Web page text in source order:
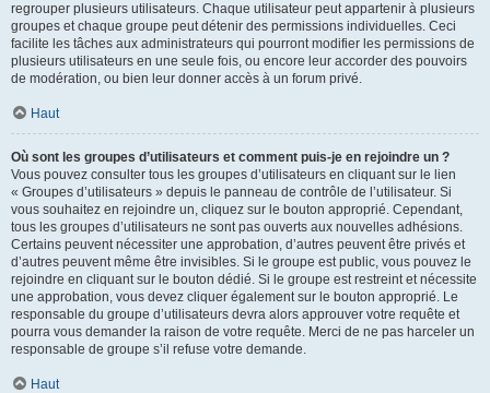
regrouper plusieurs utilisateurs. Chaque utilisateur peut appartenir à plusieurs
groupes et chaque groupe peut détenir des permissions individuelles. Ceci
facilite les tâches aux administrateurs qui pourront modifier les permissions de
plusieurs utilisateurs en une seule fois, ou encore leur accorder des pouvoirs
de modération, ou bien leur donner accès à un forum privé.
Haut
Où sont les groupes d’utilisateurs et comment puis-je en rejoindre un ?
Vous pouvez consulter tous les groupes d’utilisateurs en cliquant sur le lien
« Groupes d’utilisateurs » depuis le panneau de contrôle de l’utilisateur. Si
vous souhaitez en rejoindre un, cliquez sur le bouton approprié. Cependant,
tous les groupes d’utilisateurs ne sont pas ouverts aux nouvelles adhésions.
Certains peuvent nécessiter une approbation, d’autres peuvent être privés et
d’autres peuvent même être invisibles. Si le groupe est public, vous pouvez le
rejoindre en cliquant sur le bouton dédié. Si le groupe est restreint et nécessite
une approbation, vous devez cliquer également sur le bouton approprié. Le
responsable du groupe d’utilisateurs devra alors approuver votre requête et
pourra vous demander la raison de votre requête. Merci de ne pas harceler un
responsable de groupe s’il refuse votre demande.
Haut